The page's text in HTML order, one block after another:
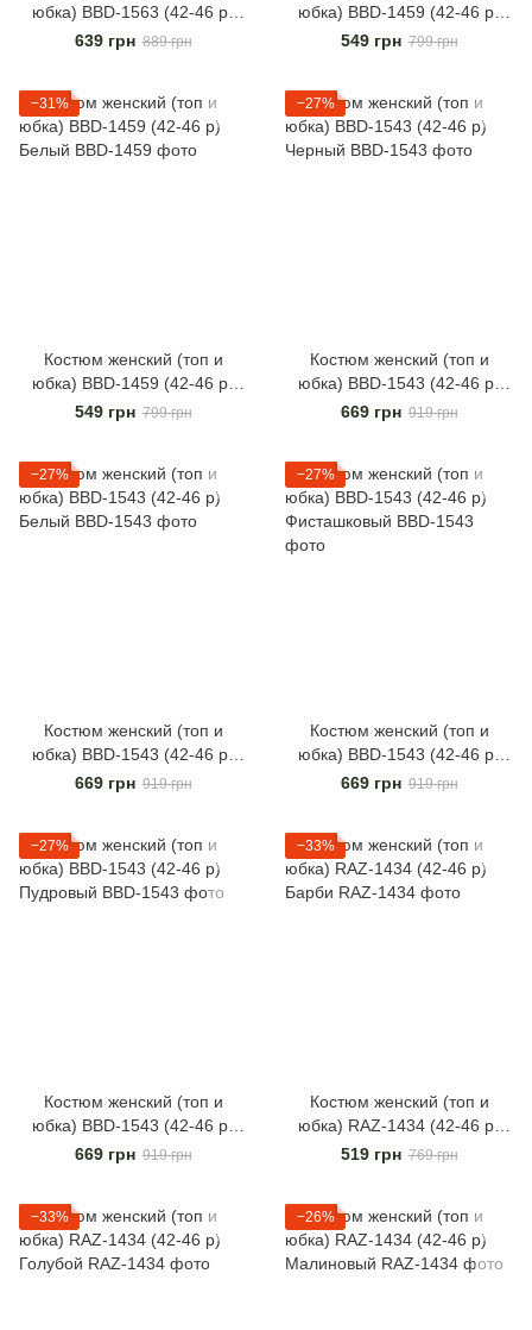
юбка) BBD-1563 (42-46 р)
Барби
639 грн 889 грн
юбка) BBD-1459 (42-46 р)
Чёрный
549 грн 799 грн
−31%
Костюм женский (топ и
юбка) BBD-1459 (42-46 р)
Белый
549 грн 799 грн
−27%
Костюм женский (топ и
юбка) BBD-1543 (42-46 р)
Черный
669 грн 919 грн
−27%
Костюм женский (топ и
юбка) BBD-1543 (42-46 р)
Белый
669 грн 919 грн
−27%
Костюм женский (топ и
юбка) BBD-1543 (42-46 р)
Фисташковый
669 грн 919 грн
−27%
Костюм женский (топ и
юбка) BBD-1543 (42-46 р)
Пудровый
669 грн 919 грн
−33%
Костюм женский (топ и
юбка) RAZ-1434 (42-46 р)
Барби
519 грн 769 грн
−33% −26%